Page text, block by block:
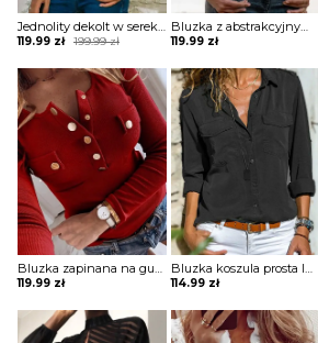
Jednolity dekolt w serek bez rękawów casual tops bluzka Porsha
199.99zł
Original
was:
199.99 zł.
119.99 zł
Current
is:
119.99 zł.
Bluzka z abstrakcyjnym nadrukiem na suwak Kim
119.99 zł
Bluzka zapinana na guziki z długim rękawem Dimitrijka
119.99 zł
Bluzka koszula prosta luźna na guziki kołnierz długi prosty rękaw mankiet kieszenie Veva
114.99 zł